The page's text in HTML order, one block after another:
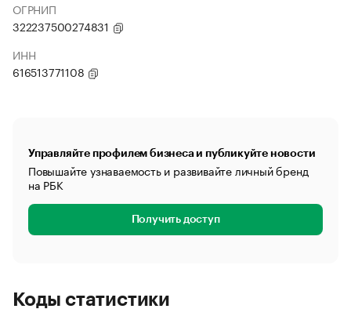
ОГРНИП
322237500274831
ИНН
616513771108
Управляйте профилем бизнеса и публикуйте новости
Повышайте узнаваемость и развивайте личный бренд
на РБК
Получить доступ
Коды статистики